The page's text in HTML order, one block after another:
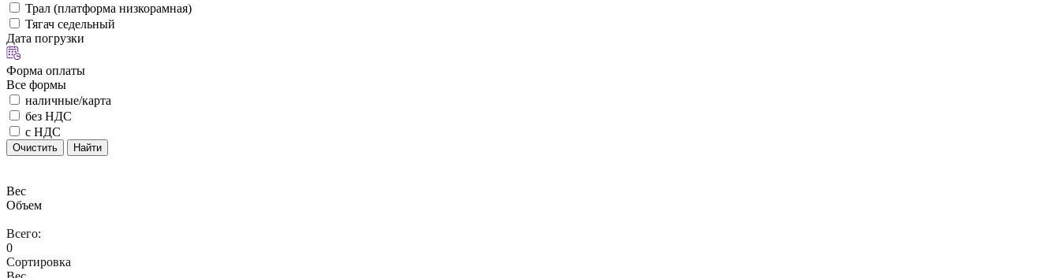
Трал (платформа низкорамная)
Тягач седельный
Дата погрузки
Форма оплаты
Все формы
наличные/карта
без НДС
с НДС
Очистить Найти
Вес
Объем
Всего:
0
Сортировка